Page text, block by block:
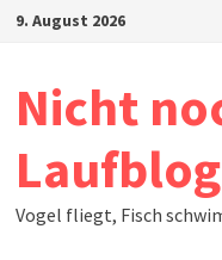
Zum9. August 2026
Nicht
Vogel fliegt, Fisch